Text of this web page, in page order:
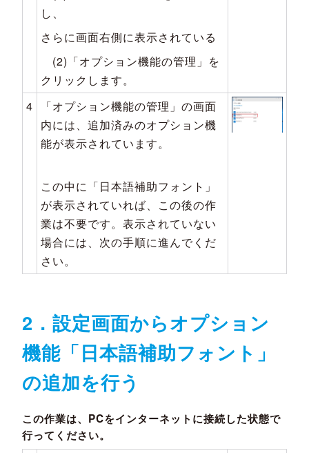
し、
さらに画面右側に表示されている
(2)「オプション機能の管理」を
クリックします。
4
「オプション機能の管理」の画面
内には、追加済みのオプション機
能が表示されています。
この中に「日本語補助フォント」
が表示されていれば、この後の作
業は不要です。表示されていない
場合には、次の手順に進んでくだ
さい。
2．設定画面からオプション
機能「日本語補助フォント」
の追加を行う
この作業は、PCをインターネットに接続した状態で
行ってください。